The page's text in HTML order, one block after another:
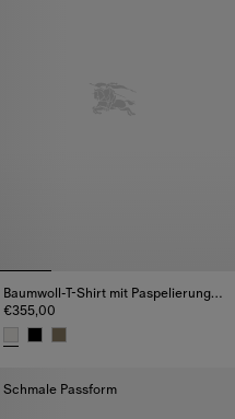
Baumwoll-T-Shirt mit Paspelierung in Check
€355,00
Schmale Passform